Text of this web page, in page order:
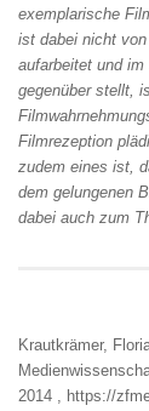
exemplarische
ist dabei nicht
aufarbeitet und
gegenüber stellt,
Filmrezeption
zudem eines ist,
dem gelungenen
dabei auch zum
Krautkrämer,
2014 , https://